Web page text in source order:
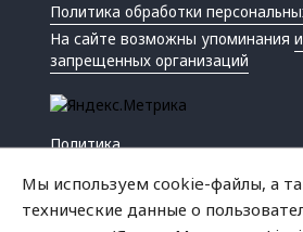
Политика обработки
На сайте возможны упоминания
запрещенных организаций
Политика
Мы используем cookie-файлы, а
технические данные о